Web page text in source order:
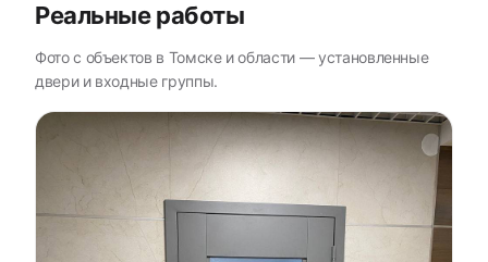
Реальные работы
Фото с объектов в Томске и области — установленные
двери и входные группы.